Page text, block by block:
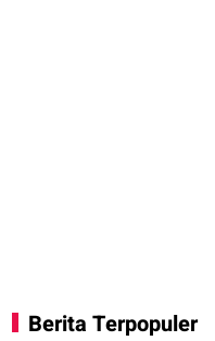
Berita Terpopuler